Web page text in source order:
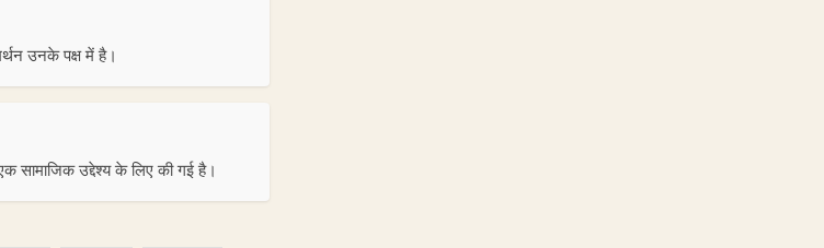
उनके पक्ष में है।
सामाजिक उद्देश्य के लिए की गई है।